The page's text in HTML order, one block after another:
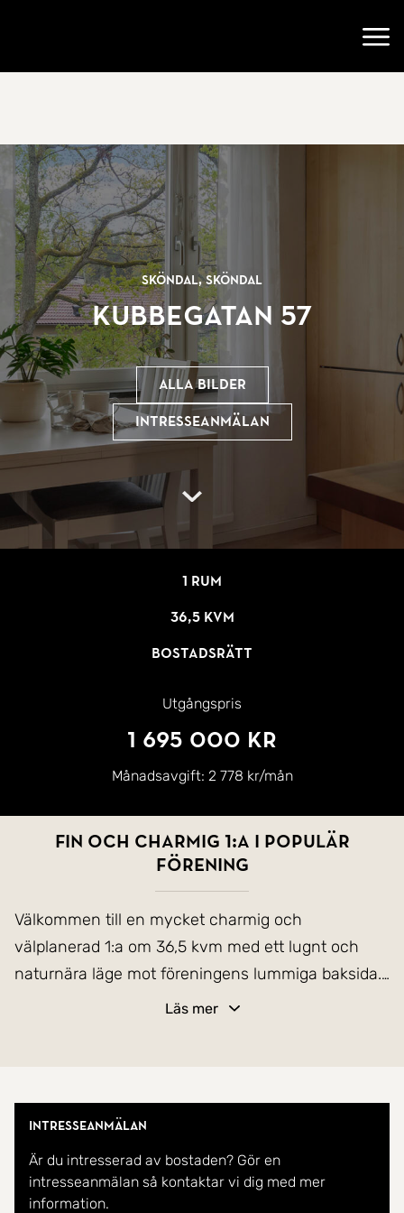
Sköndal, Sköndal
Kubbegatan 57
Alla bilder
Intresseanmälan
1 rum
36,5 kvm
Bostadsrätt
Utgångspris
1 695 000 kr
Månadsavgift: 2 778 kr/mån
Fin och charmig 1:a i populär
förening
Välkommen till en mycket charmig och
välplanerad 1:a om 36,5 kvm med ett lugnt och
naturnära läge mot föreningens lummiga baksida.
Här bor du med stora fönsterpartier, härligt
trivsam känsla året om.
Bostaden erbjuder en smart planlösning med
rymlig hall och goda förvaringsmöjligheter, stort
Läs mer
Intresseanmälan
Är du intresserad av bostaden? Gör en
intresseanmälan så kontaktar vi dig med mer
information.